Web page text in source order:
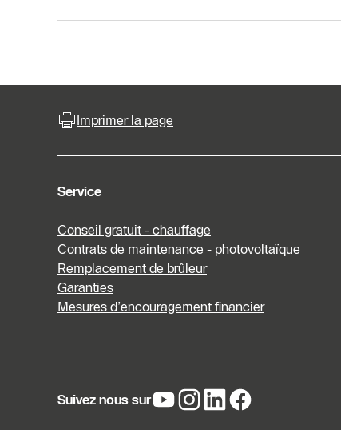
Imprimer la page
Service
Conseil gratuit - chauffage
Contrats de maintenance - photovoltaïque
Remplacement de brûleur
Garanties
Mesures d’encouragement financier
Suivez nous sur